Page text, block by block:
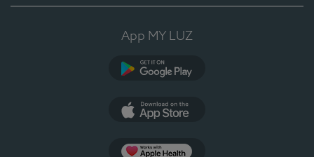
App MY LUZ